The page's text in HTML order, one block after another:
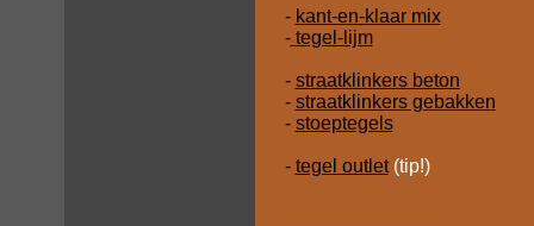
- kant-en-klaar mix
-tegel-lijm
- straatklinkers beton
- straatklinkers gebakken
- stoeptegels
- tegel outlet (tip!)